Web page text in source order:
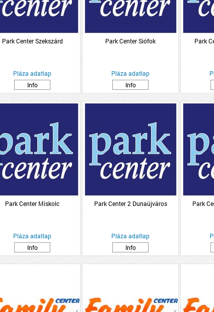
Park Center Szekszárd
Pláza adatlap
Info
Park Center Siófok
Pláza adatlap
Info
Park
Park Center Miskolc
Pláza adatlap
Info
Park Center 2 Dunaújváros
Pláza adatlap
Info
Park